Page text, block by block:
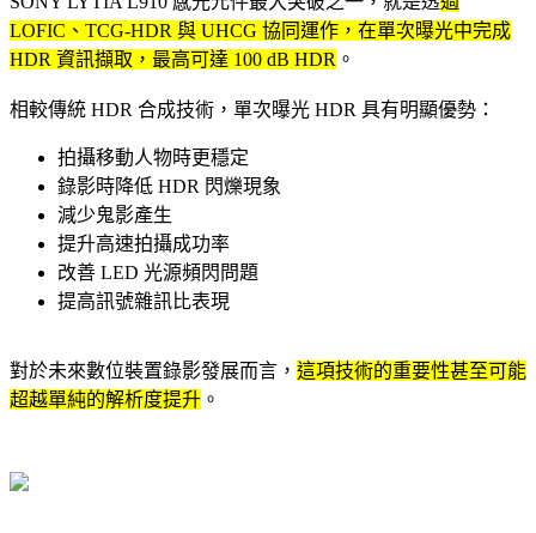
LOFIC、TCG-HDR 與 UHCG 協同運作，在單次曝光中完成
HDR 資訊擷取，最高可達 100 dB HDR 。
相較傳統 HDR 合成技術，單次曝光 HDR 具有明顯優勢：
拍攝移動人物時更穩定
錄影時降低 HDR 閃爍現象
減少鬼影產生
提升高速拍攝成功率
改善 LED 光源頻閃問題
提高訊號雜訊比表現
對於未來數位裝置錄影發展而言， 這項技術的重要性甚至可能
超越單純的解析度提升 。